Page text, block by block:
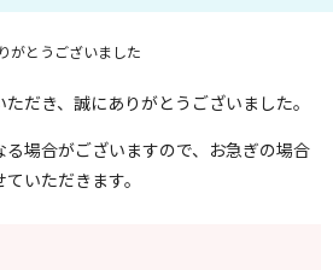
がとうございました
だき、誠にありがとうございました。
る場合がございますので、お急ぎの場合
いただきます。